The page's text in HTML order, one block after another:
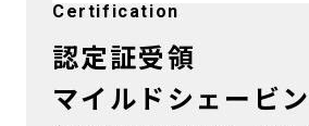
Certification
認定証受領
マイルドシェービ